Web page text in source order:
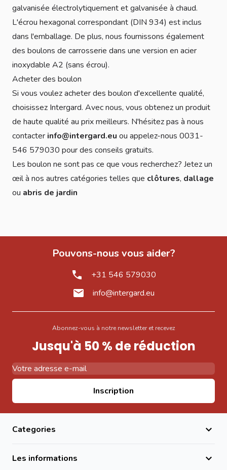
galvanisée électrolytiquement et galvanisée à chaud.
L'écrou hexagonal correspondant (DIN 934) est inclus
dans l'emballage. De plus, nous fournissons également
des boulons de carrosserie dans une version en acier
inoxydable A2 (sans écrou).
Acheter des boulon
Si vous voulez acheter des boulon d'excellente qualité,
choisissez Intergard. Avec nous, vous obtenez un produit
de haute qualité au prix meilleurs. N'hésitez pas à nous
contacter info@intergard.eu ou appelez-nous 0031-
546 579030 pour des conseils gratuits.
Les boulon ne sont pas ce que vous recherchez? Jetez un
œil à nos autres catégories telles que clôtures, dallage
ou abris de jardin
Pouvons-nous vous aider?
+31 546 579030
info@intergard.eu
Abonnez-vous à notre newsletter et recevez
Jusqu'à 50 % de réduction
Inscription
Categories
Les informations